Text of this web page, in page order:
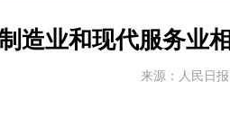
造业和现代服务业
来源：人民日报